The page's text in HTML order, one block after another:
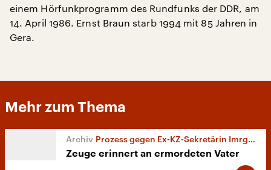
einem Hörfunkprogramm des Rundfunks der DDR, am
14. April 1986. Ernst Braun starb 1994 mit 85 Jahren in
Gera.
Mehr zum Thema
Prozess gegen Ex-KZ-Sekretärin Imrgard F.
Zeuge erinnert an ermordeten Vater